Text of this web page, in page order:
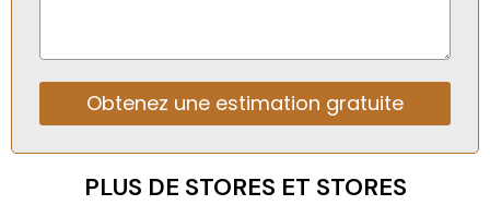
Obtenez une estimation gratuite
PLUS DE STORES ET STORES